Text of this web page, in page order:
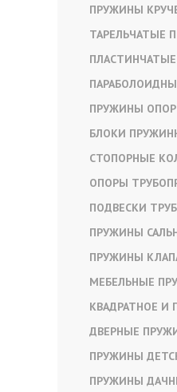
ПРУЖИНЫ
ТАРЕЛЬЧАТЫЕ
ПРУЖИНЫ
БЛОКИ
СТОПОРНЫЕ
ОПОРЫ
ПОДВЕСКИ
ПРУЖИНЫ
ПРУЖИНЫ
МЕБЕЛЬНЫЕ
КВАДРАТНОЕ И
ДВЕРНЫЕ
ПРУЖИНЫ
ПРУЖИНЫ